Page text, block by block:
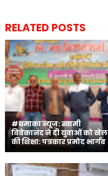
RELATED POSTS
#धमाका न्यूज: स्वामी
विवेकानंद ने दी युवाओं को खेल
की शिक्षा: पत्रकार प्रमोद भार्गव